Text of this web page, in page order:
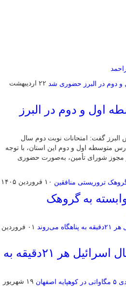
۲۲ اردیبهشت
اول و دوم در البرز
گفت: امتحانات نوبت دوم سال
۱۴۰۴-۱۴۰۵ مدارس متوسطه اول و دوم این استان، با توجه
مجوز شورای تأمین، به‌صورت حضوری
۱۰ فروردین ۱۴۰۵
وابسته به گروهک
۰۱ فروردین
لیبرمن: ساکنان شمال اسرائیل هر ۲۱دقیقه به
۱۹ شهریور